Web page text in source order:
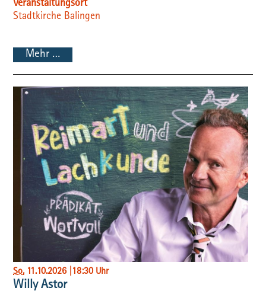
Veranstaltungsort
Stadtkirche Balingen
Mehr …
So, 11.10.2026 18:30 Uhr
Willy Astor